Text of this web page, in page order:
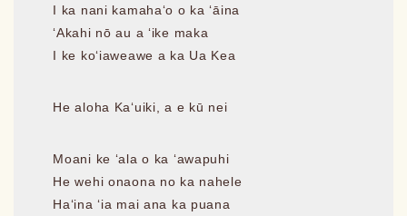
I ka nani kamahaʻo o ka ʻāina
ʻAkahi nō au a ʻike maka
I ke koʻiaweawe a ka Ua Kea
He aloha Kaʻuiki, a e kū nei
Moani ke ʻala o ka ʻawapuhi
He wehi onaona no ka nahele
Haʻina ʻia mai ana ka puana